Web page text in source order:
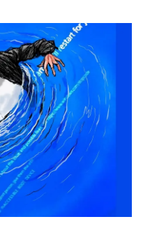
storing